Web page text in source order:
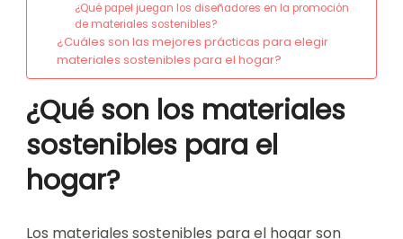
¿Qué papel juegan los diseñadores en la promoción
de materiales sostenibles?
¿Cuáles son las mejores prácticas para elegir
materiales sostenibles para el hogar?
¿Qué son los materiales
sostenibles para el
hogar?
Los materiales sostenibles para el hogar son